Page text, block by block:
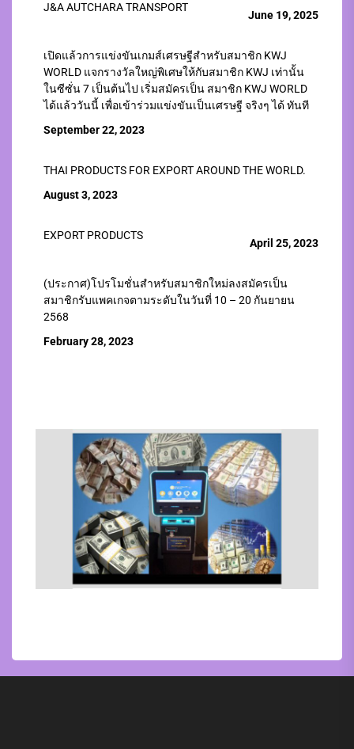
J&A AUTCHARA TRANSPORT
June 19, 2025
เปิดแล้วการแข่งขันเกมส์เศรษฐีสำหรับสมาชิก KWJ
WORLD แจกรางวัลใหญ่พิเศษให้กับสมาชิก KWJ เท่านั้น
ในซีซั่น 7 เป็นต้นไป เริ่มสมัครเป็น สมาชิก KWJ WORLD
ได้แล้ววันนี้ เพื่อเข้าร่วมแข่งขันเป็นเศรษฐี จริงๆ ได้ ทันที
September 22, 2023
THAI PRODUCTS FOR EXPORT AROUND THE WORLD.
August 3, 2023
EXPORT PRODUCTS
April 25, 2023
(ประกาศ)โปรโมชั่นสำหรับสมาชิกใหม่ลงสมัครเป็น
สมาชิกรับแพคเกจตามระดับในวันที่ 10 – 20 กันยายน
2568
February 28, 2023